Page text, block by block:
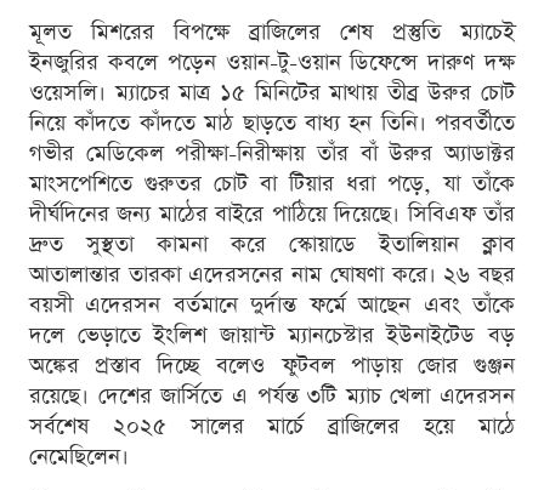
মূলত মিশরের বিপক্ষে ব্রাজিলের শেষ প্রস্তুতি ম্যাচেই
ইনজুরির কবলে পড়েন ওয়ান-টু-ওয়ান ডিফেন্সে দারুণ দক্ষ
ওয়েসলি। ম্যাচের মাত্র ১৫ মিনিটের মাথায় তীব্র উরুর চোট
নিয়ে কাঁদতে কাঁদতে মাঠ ছাড়তে বাধ্য হন তিনি। পরবর্তীতে
গভীর মেডিকেল পরীক্ষা-নিরীক্ষায় তাঁর বাঁ উরুর অ্যাডাক্টর
মাংসপেশিতে গুরুতর চোট বা টিয়ার ধরা পড়ে, যা তাঁকে
দীর্ঘদিনের জন্য মাঠের বাইরে পাঠিয়ে দিয়েছে। সিবিএফ তাঁর
দ্রুত সুস্থতা কামনা করে স্কোয়াডে ইতালিয়ান ক্লাব
আতালান্তার তারকা এদেরসনের নাম ঘোষণা করে। ২৬ বছর
বয়সী এদেরসন বর্তমানে দুর্দান্ত ফর্মে আছেন এবং তাঁকে
দলে ভেড়াতে ইংলিশ জায়ান্ট ম্যানচেস্টার ইউনাইটেড বড়
অঙ্কের প্রস্তাব দিচ্ছে বলেও ফুটবল পাড়ায় জোর গুঞ্জন
রয়েছে। দেশের জার্সিতে এ পর্যন্ত ৩টি ম্যাচ খেলা এদেরসন
সর্বশেষ ২০২৫ সালের মার্চে ব্রাজিলের হয়ে মাঠে
নেমেছিলেন।